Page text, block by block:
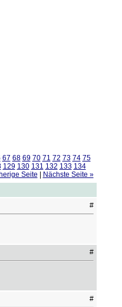
67 68 69 70 71 72 73 74 75
129 130 131 132 133 134
Seite
Nächste Seite »
#
#
#